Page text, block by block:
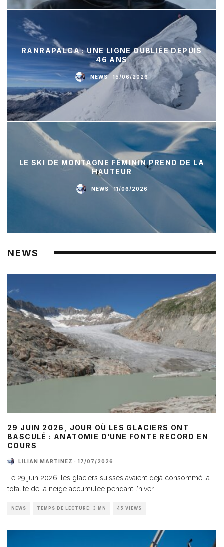
RANRAPALCA : UNE LIGNE OUBLIÉE DEPUIS
46 ANS
NEWS · 15/06/2026
LE SKI DE MONTAGNE FÉMININ PREND DE LA
HAUTEUR
NEWS · 11/06/2026
NEWS
29 JUIN 2026, JOUR OÙ LES GLACIERS ONT
BASCULÉ : ANATOMIE D’UNE FONTE RECORD EN
COURS
LILIAN MARTINEZ · 17/07/2026
Le 29 juin 2026, les glaciers suisses avaient déjà consommé la
totalité de la neige accumulée pendant l’hiver,
NEWS TEMPS DE LECTURE: 3 MN 45 VIEWS